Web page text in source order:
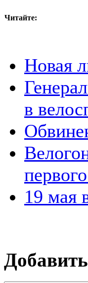
Читайте:
Новая
в
19 мая